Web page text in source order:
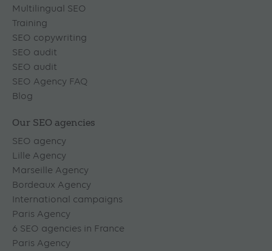
Multilingual SEO
Training
SEO copywriting
SEO audit
SEO audit
SEO Agency FAQ
Blog
Our SEO agencies
SEO agency
Lille Agency
Marseille Agency
Bordeaux Agency
International campaigns
Paris Agency
6 SEO agencies in France
Paris Agency